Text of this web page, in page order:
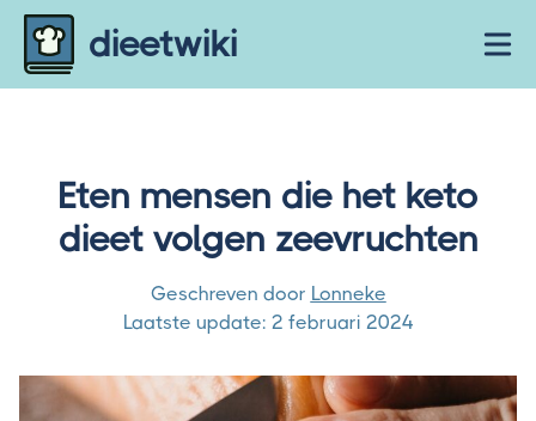
Skip to content
dieetwiki
Eten mensen die het keto
dieet volgen zeevruchten
Geschreven door Lonneke
Laatste update: 2 februari 2024